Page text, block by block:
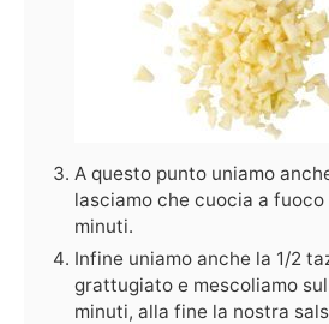
A questo punto uniamo
lasciamo che cuocia a
minuti.
Infine uniamo anche la 1/2
grattugiato e mescoliamo
minuti, alla fine la nostra